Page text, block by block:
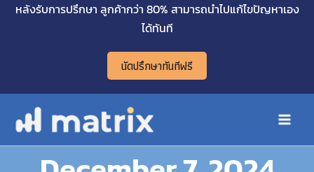
Skipหลังรับการปรึกษา ลูกค้ากว่า 80% สามารถนำไปแก้ไขปัญหาเอง
ได้ทันที
นัดปรึกษาทันทีฟรี
Main